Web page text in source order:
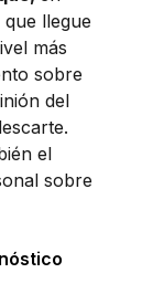
llegue
más
sobre
del
el
sobre